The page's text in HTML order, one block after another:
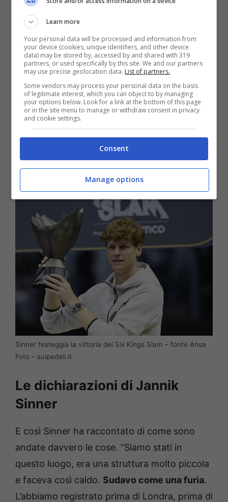
In particolare, Sinner si è concentrato sulla
sua performance comeattore in occasione
dello spot di questo prestigioso evento. Le
sue dichiarazioni hanno fattosorrideretutti,
anche perché il tennista si è soffermato sulla
sua immagine rinascimentale creata per
questa occasione. “Se è stato emozionante
l’unico che sta sudando
racconterò la storia”, ha dichiarato.
Sinner festeggia la vittoria dei Six Kings Slam – fonte Ansa
Foto – suipedali.it
Le dichiarazioni di Jannik
Sinner
E così Sinner ha raccontato di come sono
andate davvero le cose. “Siamo stati in
questo luogo, era una struttura molto piccola
e faceva così caldo. Sudavo come una furia.
L’abbiamo registrato prima di Londra, prima di
Learn more
Your personal data will be processed and information from
your device (cookies, unique identifiers, and other device
data) may be stored by, accessed by and shared with 319
partners, or used specifically by this site. We and our partners
may use precise geolocation data. List of partners.
Some vendors may process your personal data on the basis
of legitimate interest, which you can object to by managing
your options below. Look for a link at the bottom of this page
or in the site menu to manage or withdraw consent in privacy
and cookie settings.
Consent
Manage options